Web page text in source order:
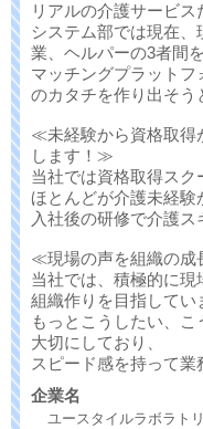
リアルの介護サービス
システム部では現在
業、ヘルパーの3者間
マッチングプラット
のカタチを作り出そう
≪未経験から資格取得
します！≫
当社では資格取得スク
ほとんどが介護未経験
入社後の研修で介護ス
≪現場の声を組織の成
当社では、積極的に
組織作りを目指してい
もっとこうしたい、
大切にしており、
スピード感を持って業
企業名
ユースタイルラボラト